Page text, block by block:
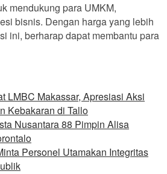
mendukung para UMKM,
bisnis. Dengan harga yang lebih
ini, berharap dapat membantu para
LMBC Makassar, Apresiasi Aksi
Kebakaran di Tallo
Nusantara 88 Pimpin Alisa
Personel Utamakan Integritas